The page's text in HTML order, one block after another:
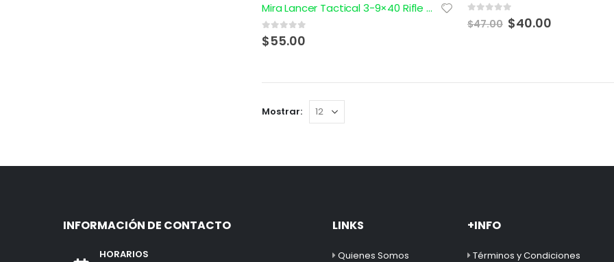
Mira Lancer Tactical 3-9×40 Rifle Scope w/Rings CA-408B
0out of 5
$55.00
$47.00 $40.00
Mostrar:
INFORMACIÓN DE CONTACTO
HORARIOS
LINKS
Quienes Somos
+INFO
Términos y Condiciones